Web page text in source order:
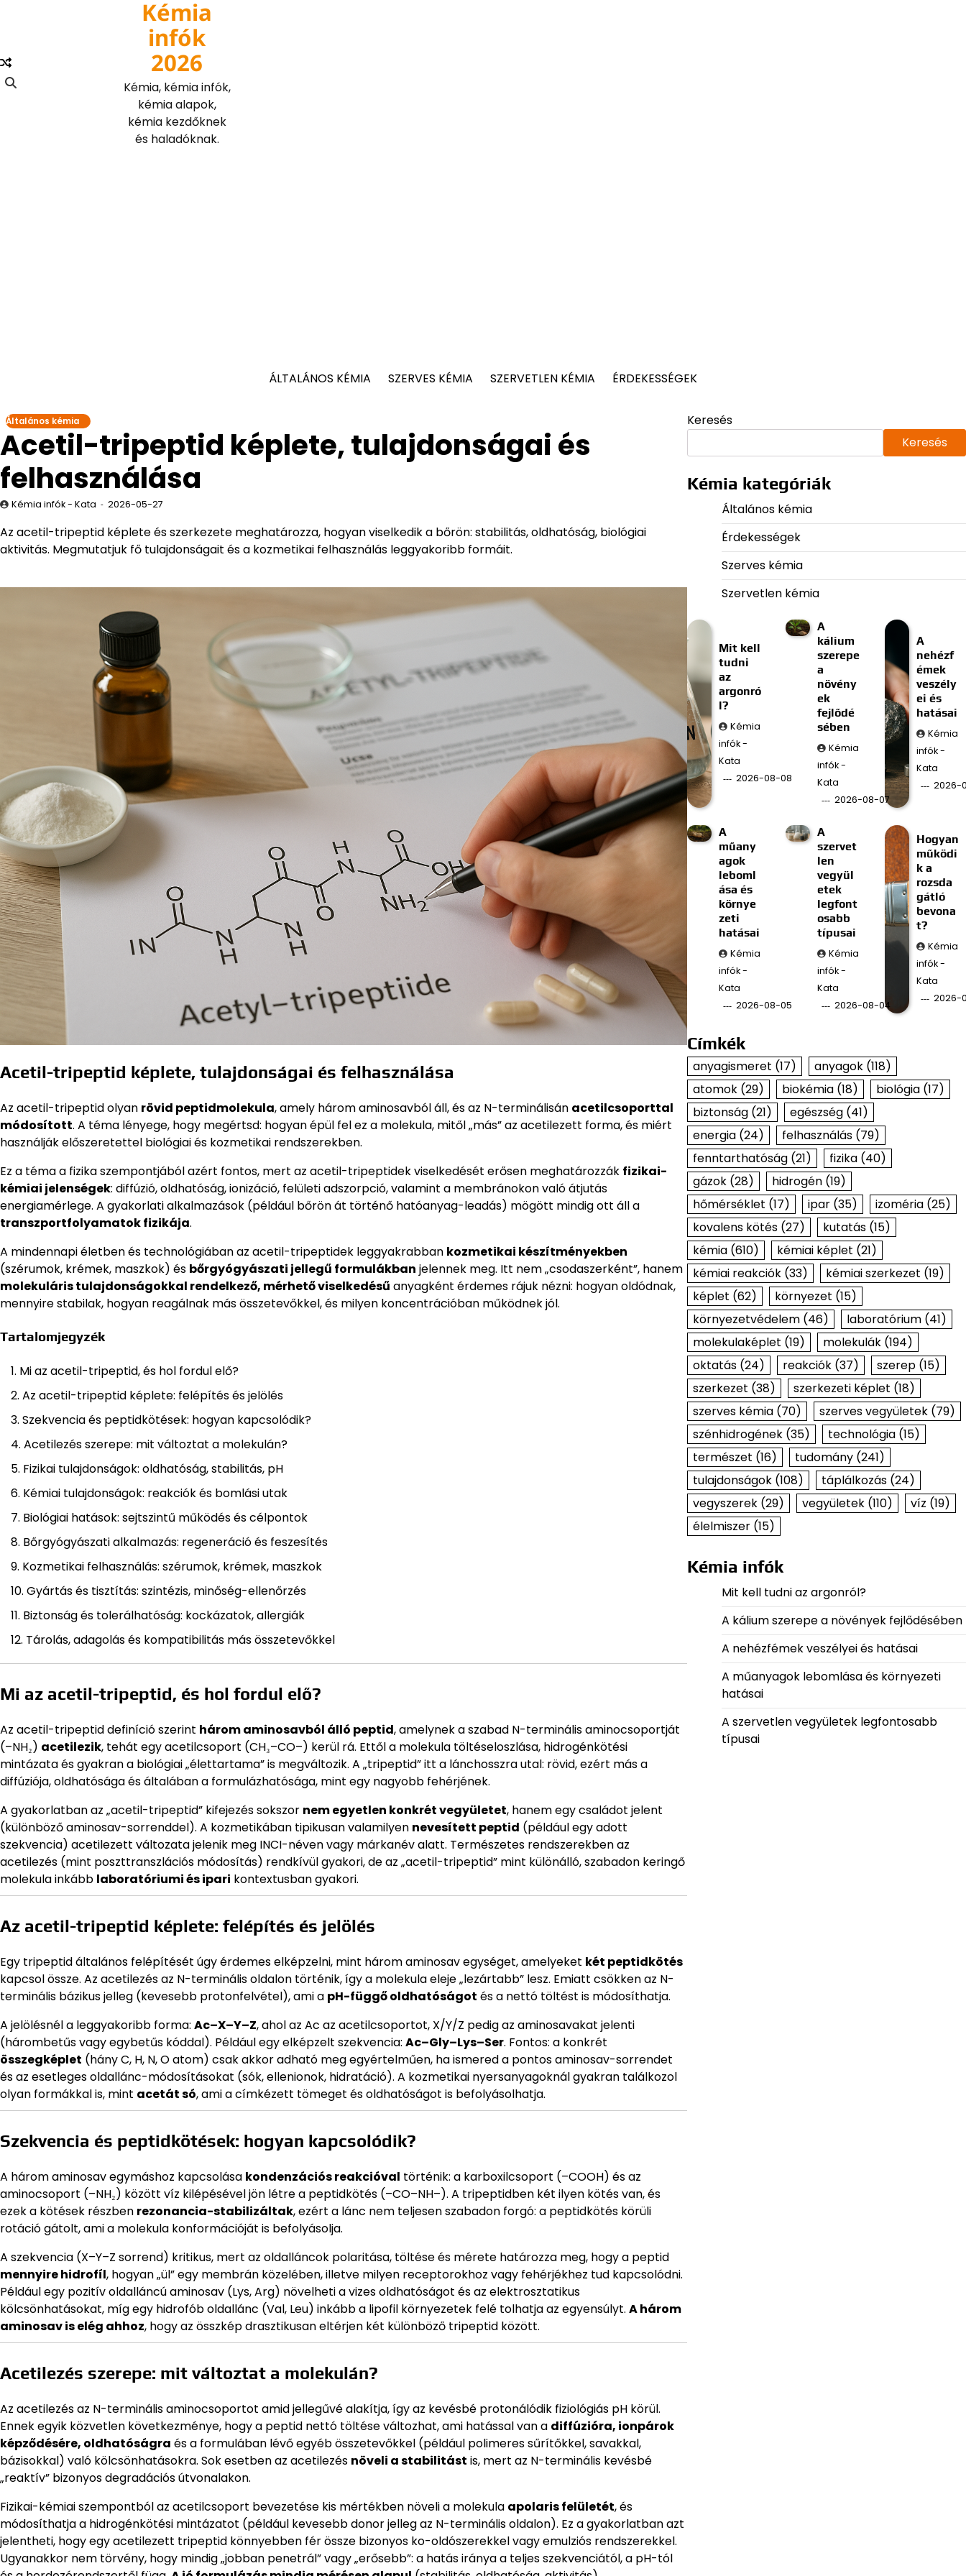
Kémia
infók
2026
Kémia, kémia infók,
kémia alapok,
kémia kezdőknek
és haladóknak.
ÁLTALÁNOS KÉMIA SZERVES KÉMIA SZERVETLEN KÉMIA ÉRDEKESSÉGEK
Általános kémia
Acetil-tripeptid képlete, tulajdonságai és
felhasználása
Kémia infók - Kata 2026-05-27
Az acetil-tripeptid képlete és szerkezete meghatározza, hogyan viselkedik a bőrön: stabilitás, oldhatóság, biológiai
aktivitás. Megmutatjuk fő tulajdonságait és a kozmetikai felhasználás leggyakoribb formáit.
Acetil-tripeptid képlete, tulajdonságai és felhasználása
Az acetil-tripeptid olyan rövid peptidmolekula, amely három aminosavból áll, és az N-terminálisán acetilcsoporttal
módosított. A téma lényege, hogy megértsd: hogyan épül fel ez a molekula, mitől „más” az acetilezett forma, és miért
használják előszeretettel biológiai és kozmetikai rendszerekben.
Ez a téma a fizika szempontjából azért fontos, mert az acetil-tripeptidek viselkedését erősen meghatározzák fizikai-
kémiai jelenségek: diffúzió, oldhatóság, ionizáció, felületi adszorpció, valamint a membránokon való átjutás
energiamérlege. A gyakorlati alkalmazások (például bőrön át történő hatóanyag-leadás) mögött mindig ott áll a
transzportfolyamatok fizikája.
A mindennapi életben és technológiában az acetil-tripeptidek leggyakrabban kozmetikai készítményekben
(szérumok, krémek, maszkok) és bőrgyógyászati jellegű formulákban jelennek meg. Itt nem „csodaszerként”, hanem
molekuláris tulajdonságokkal rendelkező, mérhető viselkedésű anyagként érdemes rájuk nézni: hogyan oldódnak,
mennyire stabilak, hogyan reagálnak más összetevőkkel, és milyen koncentrációban működnek jól.
Tartalomjegyzék
Mi az acetil-tripeptid, és hol fordul elő?
Az acetil-tripeptid képlete: felépítés és jelölés
Szekvencia és peptidkötések: hogyan kapcsolódik?
Acetilezés szerepe: mit változtat a molekulán?
Fizikai tulajdonságok: oldhatóság, stabilitás, pH
Kémiai tulajdonságok: reakciók és bomlási utak
Biológiai hatások: sejtszintű működés és célpontok
Bőrgyógyászati alkalmazás: regeneráció és feszesítés
Kozmetikai felhasználás: szérumok, krémek, maszkok
Gyártás és tisztítás: szintézis, minőség-ellenőrzés
Biztonság és tolerálhatóság: kockázatok, allergiák
Tárolás, adagolás és kompatibilitás más összetevőkkel
Mi az acetil-tripeptid, és hol fordul elő?
Az acetil-tripeptid definíció szerint három aminosavból álló peptid, amelynek a szabad N-terminális aminocsoportját
(–NH₂) acetilezik, tehát egy acetilcsoport (CH₃–CO–) kerül rá. Ettől a molekula töltéseloszlása, hidrogénkötési
mintázata és gyakran a biológiai „élettartama” is megváltozik. A „tripeptid” itt a lánchosszra utal: rövid, ezért más a
diffúziója, oldhatósága és általában a formulázhatósága, mint egy nagyobb fehérjének.
A gyakorlatban az „acetil-tripeptid” kifejezés sokszor nem egyetlen konkrét vegyületet, hanem egy családot jelent
(különböző aminosav-sorrenddel). A kozmetikában tipikusan valamilyen nevesített peptid (például egy adott
szekvencia) acetilezett változata jelenik meg INCI-néven vagy márkanév alatt. Természetes rendszerekben az
acetilezés (mint poszttranszlációs módosítás) rendkívül gyakori, de az „acetil-tripeptid” mint különálló, szabadon keringő
molekula inkább laboratóriumi és ipari kontextusban gyakori.
Az acetil-tripeptid képlete: felépítés és jelölés
Egy tripeptid általános felépítését úgy érdemes elképzelni, mint három aminosav egységet, amelyeket két peptidkötés
kapcsol össze. Az acetilezés az N-terminális oldalon történik, így a molekula eleje „lezártabb” lesz. Emiatt csökken az N-
terminális bázikus jelleg (kevesebb protonfelvétel), ami a pH-függő oldhatóságot és a nettó töltést is módosíthatja.
A jelölésnél a leggyakoribb forma: Ac–X–Y–Z, ahol az Ac az acetilcsoportot, X/Y/Z pedig az aminosavakat jelenti
(hárombetűs vagy egybetűs kóddal). Például egy elképzelt szekvencia: Ac–Gly–Lys–Ser. Fontos: a konkrét
összegképlet (hány C, H, N, O atom) csak akkor adható meg egyértelműen, ha ismered a pontos aminosav-sorrendet
és az esetleges oldallánc-módosításokat (sók, ellenionok, hidratáció). A kozmetikai nyersanyagoknál gyakran találkozol
olyan formákkal is, mint acetát só, ami a címkézett tömeget és oldhatóságot is befolyásolhatja.
Szekvencia és peptidkötések: hogyan kapcsolódik?
A három aminosav egymáshoz kapcsolása kondenzációs reakcióval történik: a karboxilcsoport (–COOH) és az
aminocsoport (–NH₂) között víz kilépésével jön létre a peptidkötés (–CO–NH–). A tripeptidben két ilyen kötés van, és
ezek a kötések részben rezonancia-stabilizáltak, ezért a lánc nem teljesen szabadon forgó: a peptidkötés körüli
rotáció gátolt, ami a molekula konformációját is befolyásolja.
A szekvencia (X–Y–Z sorrend) kritikus, mert az oldalláncok polaritása, töltése és mérete határozza meg, hogy a peptid
mennyire hidrofíl, hogyan „ül” egy membrán közelében, illetve milyen receptorokhoz vagy fehérjékhez tud kapcsolódni.
Például egy pozitív oldalláncú aminosav (Lys, Arg) növelheti a vizes oldhatóságot és az elektrosztatikus
kölcsönhatásokat, míg egy hidrofób oldallánc (Val, Leu) inkább a lipofil környezetek felé tolhatja az egyensúlyt. A három
aminosav is elég ahhoz, hogy az összkép drasztikusan eltérjen két különböző tripeptid között.
Acetilezés szerepe: mit változtat a molekulán?
Az acetilezés az N-terminális aminocsoportot amid jellegűvé alakítja, így az kevésbé protonálódik fiziológiás pH körül.
Ennek egyik közvetlen következménye, hogy a peptid nettó töltése változhat, ami hatással van a diffúzióra, ionpárok
képződésére, oldhatóságra és a formulában lévő egyéb összetevőkkel (például polimeres sűrítőkkel, savakkal,
bázisokkal) való kölcsönhatásokra. Sok esetben az acetilezés növeli a stabilitást is, mert az N-terminális kevésbé
„reaktív” bizonyos degradációs útvonalakon.
Fizikai-kémiai szempontból az acetilcsoport bevezetése kis mértékben növeli a molekula apolaris felületét, és
módosíthatja a hidrogénkötési mintázatot (például kevesebb donor jelleg az N-terminális oldalon). Ez a gyakorlatban azt
jelentheti, hogy egy acetilezett tripeptid könnyebben fér össze bizonyos ko-oldószerekkel vagy emulziós rendszerekkel.
Ugyanakkor nem törvény, hogy mindig „jobban penetrál” vagy „erősebb”: a hatás iránya a teljes szekvenciától, a pH-tól
Keresés
Keresés
Kémia kategóriák
Általános kémia
Érdekességek
Szerves kémia
Szervetlen kémia
Mit kell
tudni
az
argonró
l?
Kémia
infók -
Kata
2026-08-08
A
kálium
szerepe
a
növény
ek
fejlődé
sében
Kémia
infók -
Kata
2026-08-07
A
nehézf
émek
veszély
ei és
hatásai
Kémia
infók -
Kata
2026-
A
műany
agok
leboml
ása és
környe
zeti
hatásai
Kémia
infók -
Kata
2026-08-05
A
szervet
len
vegyül
etek
legfont
osabb
típusai
Kémia
infók -
Kata
2026-08-04
Hogyan
működi
k a
rozsda
gátló
bevona
t?
Kémia
infók -
Kata
2026-
Címkék
anyagismeret (17) anyagok(118)
atomok(29) biokémia(18) biológia(17)
biztonság(21) egészség(41)
energia(24) felhasználás(79)
fenntarthatóság(21) fizika(40)
gázok(28) hidrogén(19)
hőmérséklet (17) ipar(35) izoméria(25)
kovalens kötés(27) kutatás(15)
kémia(610) kémiai képlet (21)
kémiai reakciók(33) kémiai szerkezet (19)
képlet (62) környezet (15)
környezetvédelem(46) laboratórium(41)
molekulaképlet (19) molekulák(194)
oktatás(24) reakciók(37) szerep(15)
szerkezet (38) szerkezeti képlet (18)
szerves kémia(70) szerves vegyületek(79)
szénhidrogének(35) technológia(15)
természet (16) tudomány(241)
tulajdonságok(108) táplálkozás(24)
vegyszerek(29) vegyületek(110) víz (19)
élelmiszer(15)
Kémia infók
Mit kell tudni az argonról?
A kálium szerepe a növények fejlődésében
A nehézfémek veszélyei és hatásai
A műanyagok lebomlása és környezeti
hatásai
A szervetlen vegyületek legfontosabb
típusai